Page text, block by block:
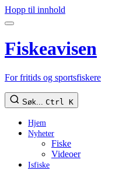
Hopp til innhold
Fiskeavisen
For fritids og sportsfiskere
Søk... Ctrl K
Hjem
Nyheter
Fiske
Videoer
Isfiske